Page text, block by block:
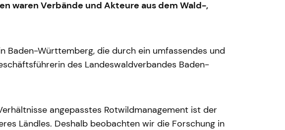
waren Verbände und Akteure aus dem Wald-,
Baden-Württemberg, die durch ein umfassendes und
des Landeswaldverbandes Baden-
angepasstes Rotwildmanagement ist der
Ländles. Deshalb beobachten wir die Forschung in